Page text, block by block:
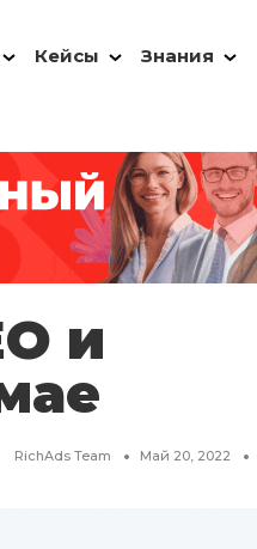
Кейсы Знания
и
RichAds Team Май 20, 2022